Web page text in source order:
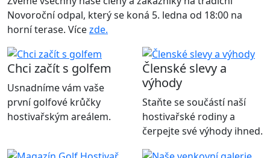
Novoroční odpal, který se koná 5. ledna od 18:00 na
horní terase. Vícezde.
Chci začít s golfem
Usnadníme vám vaše
první golfové krůčky
hostivařským areálem.
Členské slevy a
výhody
Staňte se součástí naší
hostivařské rodiny a
čerpejte své výhody ihned.